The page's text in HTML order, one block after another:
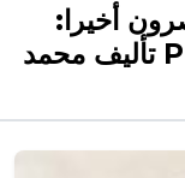
أخيرا:
دراسة في التنبؤ السياسي PDF تأليف محمد